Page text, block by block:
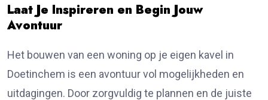
Laat Je Inspireren en Begin Jouw
Avontuur
Het bouwen van een woning op je eigen kavel in
Doetinchem is een avontuur vol mogelijkheden en
uitdagingen. Door zorgvuldig te plannen en de juiste